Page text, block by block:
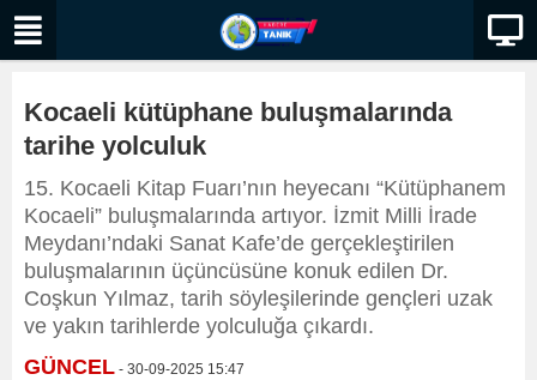
Kocaeli kütüphane buluşmalarında
tarihe yolculuk
15. Kocaeli Kitap Fuarı’nın heyecanı “Kütüphanem
Kocaeli” buluşmalarında artıyor. İzmit Milli İrade
Meydanı’ndaki Sanat Kafe’de gerçekleştirilen
buluşmalarının üçüncüsüne konuk edilen Dr.
Coşkun Yılmaz, tarih söyleşilerinde gençleri uzak
ve yakın tarihlerde yolculuğa çıkardı.
GÜNCEL - 30-09-2025 15:47